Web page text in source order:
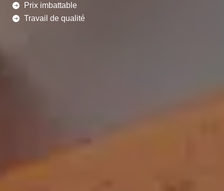
Prix imbattable
Travail de qualité